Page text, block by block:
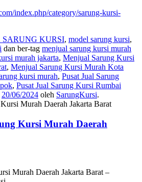
index.php/category/sarung-kursi-
KURSI, model sarung kursi,
dan ber-tag menjual sarung kursi murah
murah jakarta, Menjual Sarung Kursi
, Menjual Sarung Kursi Murah Kota
kursi murah, Pusat Jual Sarung
, Pusat Jual Sarung Kursi Rumbai
20/06/2024 oleh SarungKursi.
Kursi Murah Daerah
Murah Daerah Jakarta Barat –